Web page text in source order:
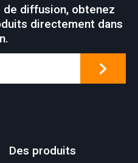
diffusion, obtenez
directement dans
Des produits